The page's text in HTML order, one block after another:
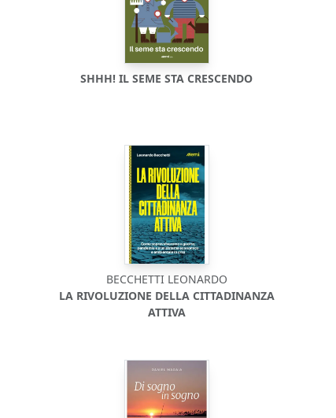
SHHH! IL SEME STA CRESCENDO
BECCHETTI LEONARDO
LA RIVOLUZIONE DELLA CITTADINANZA
ATTIVA